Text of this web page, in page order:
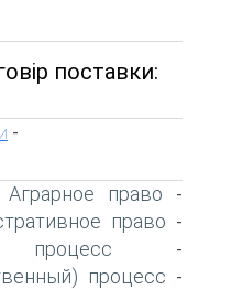
поставки:
-
Аграрное право -
право -
процесс -
процесс -